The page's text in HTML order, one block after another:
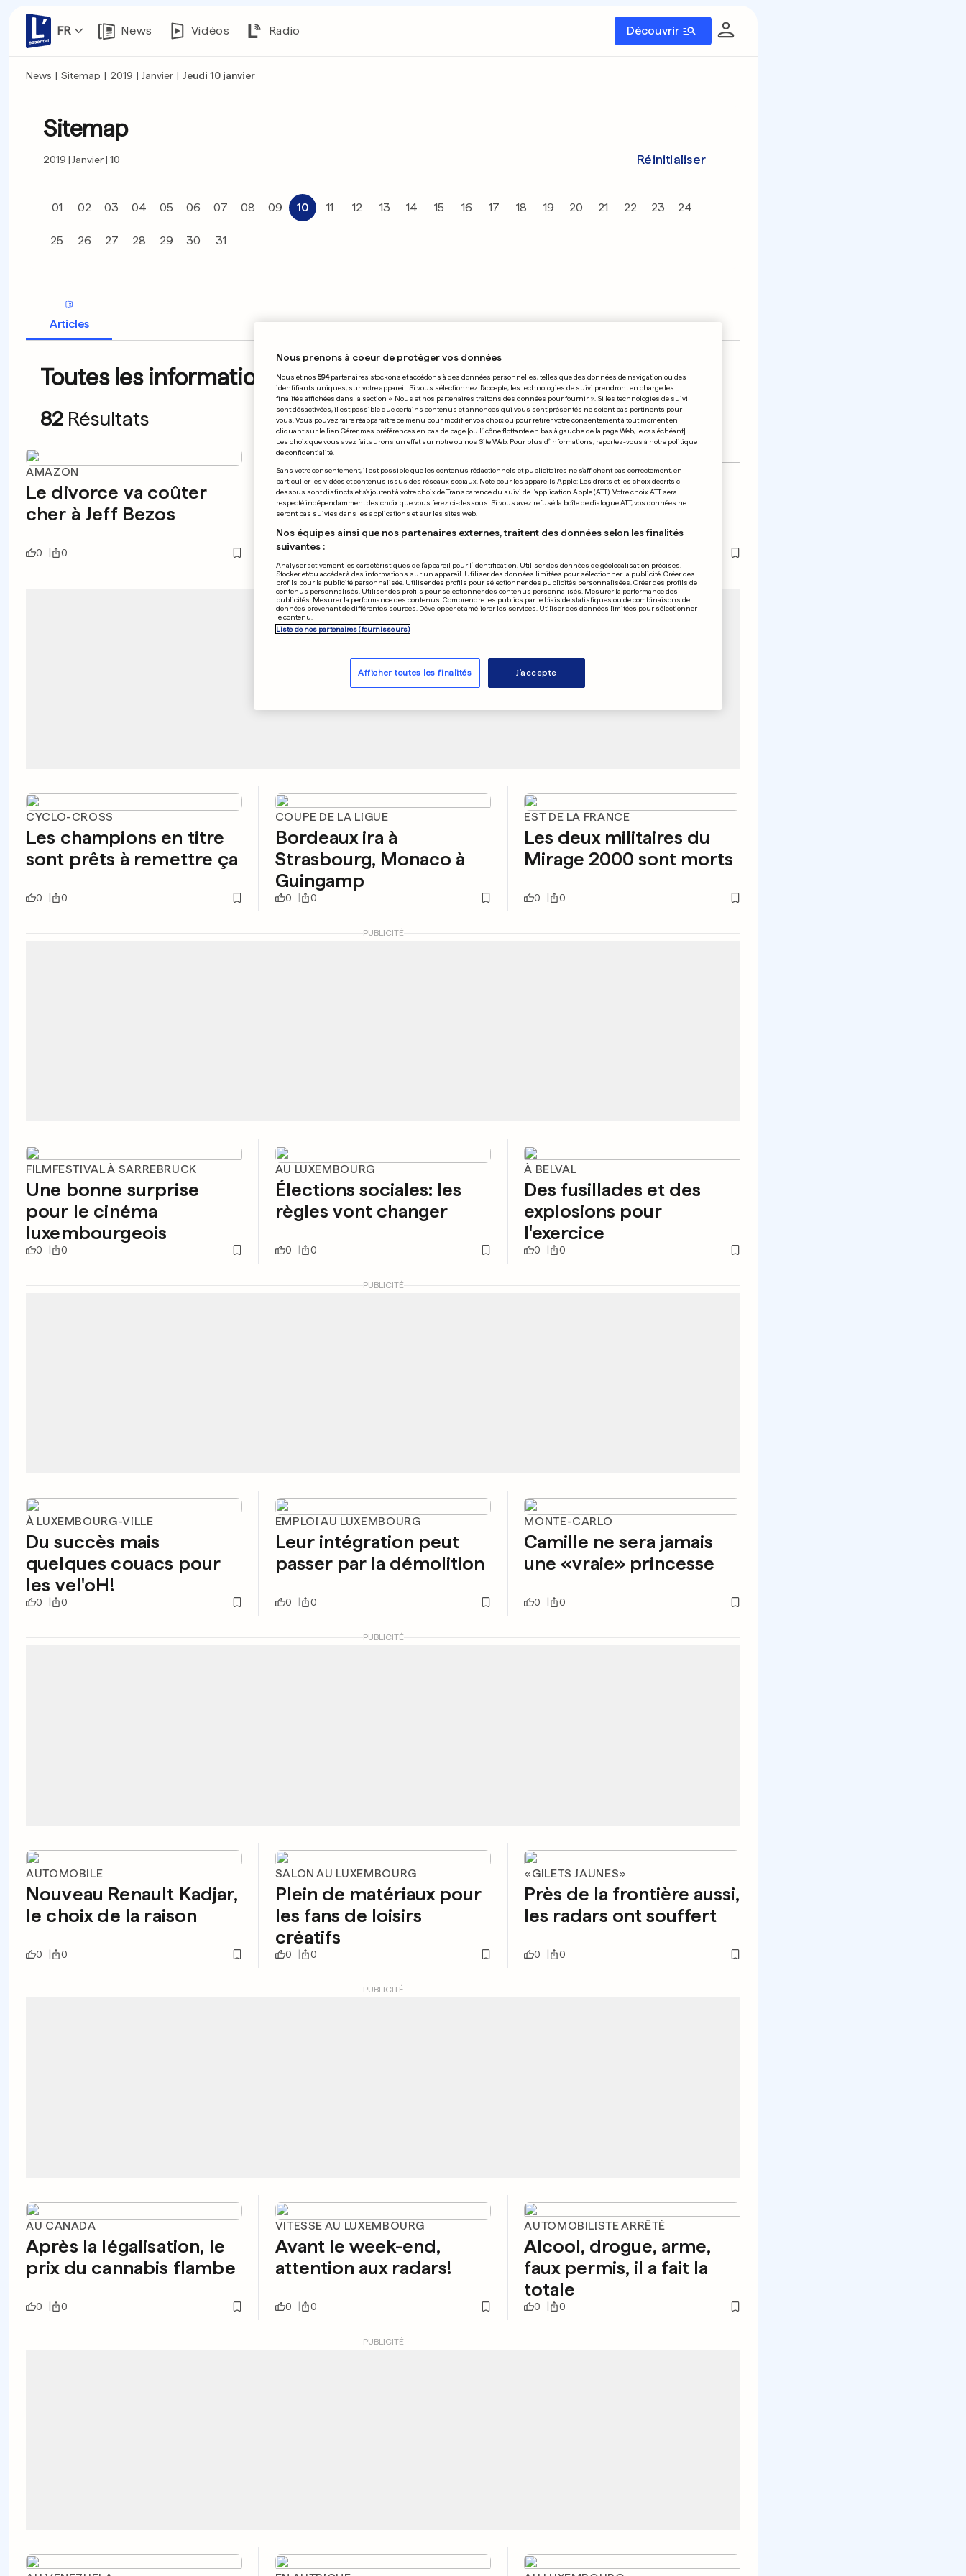
FR News Vidéos Radio Découvrir
News | Sitemap | 2019 | Janvier | Jeudi 10 janvier
Sitemap
2019 Janvier 10 Réinitialiser
01 02 03 04 05 06 07 08 09 10 11 12 13 14 15 16 17 18 19 20 21 22 23 24
25 26 27 28 29 30 31
Articles
Toutes les informations du 10.01.2019
82 Résultats
AMAZON
Le divorce va coûter
cher à Jeff Bezos
0 0
DONALD TRUMP
«S'il y a un mur en béton
face à vous, traversez-
le»
0 0
AFFAIRE DE VIOL
La police demande
l'ADN de Cristiano
Ronaldo
PUBLICITÉ
CYCLO-CROSS
Les champions en titre
sont prêts à remettre ça
0 0
COUPE DE LA LIGUE
Bordeaux ira à
Strasbourg, Monaco à
Guingamp
0 0
EST DE LA FRANCE
Les deux militaires du
Mirage 2000 sont morts
0 0
PUBLICITÉ
FILMFESTIVAL À SARREBRUCK
Une bonne surprise
pour le cinéma
luxembourgeois
0 0
AU LUXEMBOURG
Élections sociales: les
règles vont changer
0 0
À BELVAL
Des fusillades et des
explosions pour
l'exercice
0 0
PUBLICITÉ
À LUXEMBOURG-VILLE
Du succès mais
quelques couacs pour
les vel'oH!
0 0
EMPLOI AU LUXEMBOURG
Leur intégration peut
passer par la démolition
0 0
MONTE-CARLO
Camille ne sera jamais
une «vraie» princesse
0 0
PUBLICITÉ
AUTOMOBILE
Nouveau Renault Kadjar,
le choix de la raison
0 0
SALON AU LUXEMBOURG
Plein de matériaux pour
les fans de loisirs
créatifs
0 0
«GILETS JAUNES»
Près de la frontière aussi,
les radars ont souffert
0 0
PUBLICITÉ
AU CANADA
Après la légalisation, le
prix du cannabis flambe
0 0
VITESSE AU LUXEMBOURG
Avant le week-end,
attention aux radars!
0 0
AUTOMOBILISTE ARRÊTÉ
Alcool, drogue, arme,
faux permis, il a fait la
totale
0 0
PUBLICITÉ
Nous prenons à coeur de protéger vos données
Nous et nos 594partenaires stockons et accédons à des données personnelles, telles que des données de navigation ou des
identifiants uniques, sur votre appareil. Si vous sélectionnez J'accepte, les technologies de suivi prendront en charge les
finalités affichées dans la section « Nous et nos partenaires traitons des données pour fournir ». Si les technologies de suivi
sont désactivées, il est possible que certains contenus et annonces qui vous sont présentés ne soient pas pertinents pour
vous. Vous pouvez faire réapparaître ce menu pour modifier vos choix ou pour retirer votre consentement à tout moment en
cliquant sur le lien Gérer mes préférences en bas de page [ou l'icône flottante en bas à gauche de la page Web, le cas échéant].
Les choix que vous avez fait aurons un effet sur notre ou nos Site Web. Pour plus d’informations, reportez-vous à notre politique
de confidentialité.
Sans votre consentement, il est possible que les contenus rédactionnels et publicitaires ne s'affichent pas correctement, en
particulier les vidéos et contenus issus des réseaux sociaux. Note pour les appareils Apple: Les droits et les choix décrits ci-
dessous sont distincts et s'ajoutent à votre choix de Transparence du suivi de l'application Apple (ATT). Votre choix ATT sera
respecté indépendamment des choix que vous ferez ci-dessous. Si vous avez refusé la boîte de dialogue ATT, vos données ne
seront pas suivies dans les applications et sur les sites web.
Nos équipes ainsi que nos partenaires externes, traitent des données selon les finalités
suivantes :
Analyser activement les caractéristiques de l’appareil pour l’identification. Utiliser des données de géolocalisation précises.
Stocker et/ou accéder à des informations sur un appareil. Utiliser des données limitées pour sélectionner la publicité. Créer des
profils pour la publicité personnalisée. Utiliser des profils pour sélectionner des publicités personnalisées. Créer des profils de
contenus personnalisés. Utiliser des profils pour sélectionner des contenus personnalisés. Mesurer la performance des
publicités. Mesurer la performance des contenus. Comprendre les publics par le biais de statistiques ou de combinaisons de
données provenant de différentes sources. Développer et améliorer les services. Utiliser des données limitées pour sélectionner
le contenu.
Liste de nos partenaires (fournisseurs)
Afficher toutes les finalités J'accepte